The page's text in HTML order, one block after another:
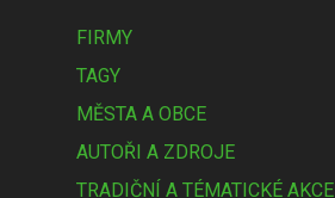
FIRMY
TAGY
MĚSTA A OBCE
AUTOŘI A ZDROJE
TRADIČNÍ A TÉMATICKÉ AKCE